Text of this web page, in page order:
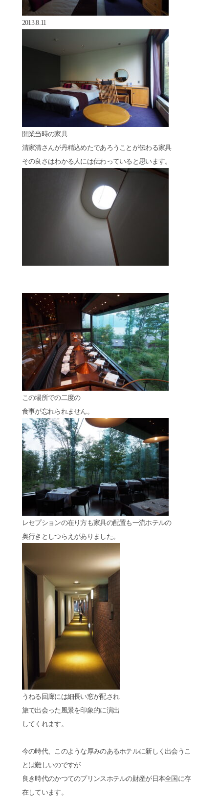
2013.8.11
開業当時の家具
清家清さんが丹精込めたであろうことが伝わる家具
その良さはわかる人には伝わっていると思います。
この場所での二度の
食事が忘れられません。
レセプションの在り方も家具の配置も一流ホテルの
奥行きとしつらえがありました。
うねる回廊には細長い窓が配され
旅で出会った風景を印象的に演出
してくれます。
今の時代、このような厚みのあるホテルに新しく出会うこ
とは難しいのですが
良き時代のかつてのプリンスホテルの財産が日本全国に存
在しています。